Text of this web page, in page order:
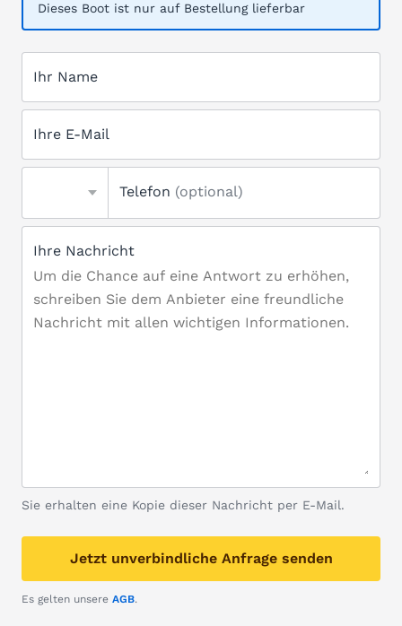
Dieses Boot ist nur auf Bestellung lieferbar
Ihr Name
Ihre E-Mail
Telefon (optional)
Ihre Nachricht
Sie erhalten eine Kopie dieser Nachricht per E-Mail.
Jetzt unverbindliche Anfrage senden
Es gelten unsere AGB.